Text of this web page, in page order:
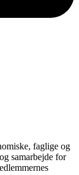
faglige og
samarbejde for